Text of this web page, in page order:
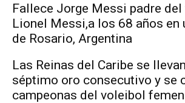
Fallece Jorge Messi padre
Lionel Messi,a los 68 años en
de Rosario, Argentina
Las Reinas del Caribe se
séptimo oro consecutivo y se
campeonas del voleibol